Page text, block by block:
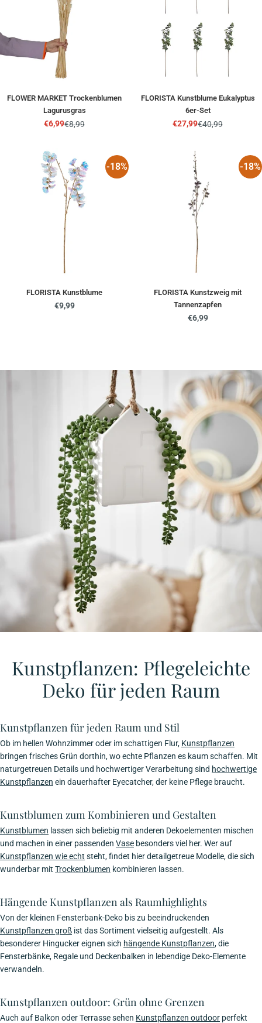
FLOWER MARKET Trockenblumen
Lagurusgras
Angebotspreis
€6,99Regulärer
€8,99
FLORISTA Kunstblume Eukalyptus
6er-Set
Angebotspreis
€27,99Regulärer
€40,99
-18%
FLORISTA Kunstblume
Regulärer
€9,99
-18%
FLORISTA Kunstzweig mit
Tannenzapfen
Regulärer
€6,99
Kunstpflanzen: Pflegeleichte
Deko für jeden Raum
Kunstpflanzen für jeden Raum und Stil
Ob im hellen Wohnzimmer oder im schattigen Flur, Kunstpflanzen
bringen frisches Grün dorthin, wo echte Pflanzen es kaum schaffen. Mit
naturgetreuen Details und hochwertiger Verarbeitung sind hochwertige
Kunstpflanzen ein dauerhafter Eyecatcher, der keine Pflege braucht.
Kunstblumen zum Kombinieren und Gestalten
Kunstblumen lassen sich beliebig mit anderen Dekoelementen mischen
und machen in einer passenden Vase besonders viel her. Wer auf
Kunstpflanzen wie echt steht, findet hier detailgetreue Modelle, die sich
wunderbar mit Trockenblumen kombinieren lassen.
Hängende Kunstpflanzen als Raumhighlights
Von der kleinen Fensterbank-Deko bis zu beeindruckenden
Kunstpflanzen groß ist das Sortiment vielseitig aufgestellt. Als
besonderer Hingucker eignen sich hängende Kunstpflanzen, die
Fensterbänke, Regale und Deckenbalken in lebendige Deko-Elemente
verwandeln.
Kunstpflanzen outdoor: Grün ohne Grenzen
Auch auf Balkon oder Terrasse sehen Kunstpflanzen outdoor perfekt